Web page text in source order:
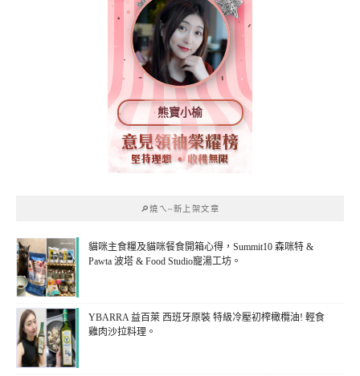
熊寶小榆
🔎燒ㄟ~新上架文章
貓咪主食糧及貓咪餐食開箱心得，Summit10 森咪特 &
Pawta 波塔 & Food Studio寵湯工坊。
YBARRA 益百萊 西班牙原裝 特級冷壓初榨橄欖油! 輕食
雞肉沙拉料理。